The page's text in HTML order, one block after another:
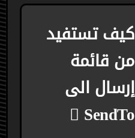
كيف تستفيد
من قائمة
إرسال الى
SendTo